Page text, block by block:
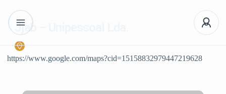
Jjab – Unipessoal Lda.
https://www.google.com/maps?cid=15158832979447219628